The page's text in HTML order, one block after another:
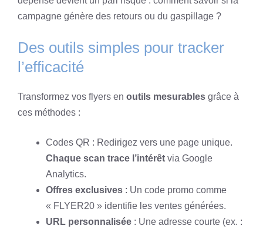
campagne génère des retours ou du gaspillage ?
Des outils simples pour tracker
l’efficacité
Transformez vos flyers en outils mesurables grâce à
ces méthodes :
Codes QR : Redirigez vers une page unique.
Chaque scan trace l’intérêt via Google
Analytics.
Offres exclusives : Un code promo comme
« FLYER20 » identifie les ventes générées.
URL personnalisée : Une adresse courte (ex. :